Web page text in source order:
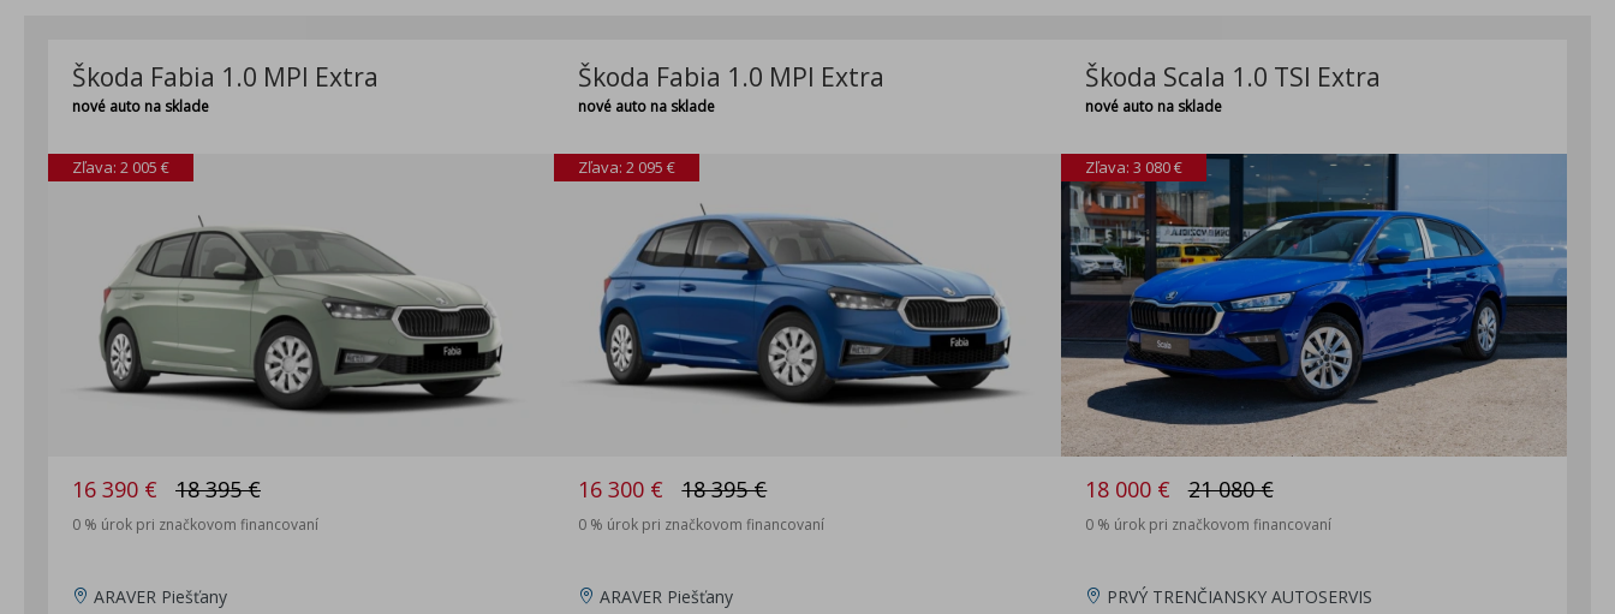
Škoda Fabia 1.0 MPI Extra
nové auto na sklade
Zľava: 2 005 €
16 390 € 18 395 €
0 % úrok pri značkovom financovaní
ARAVER Piešťany
Škoda Fabia 1.0 MPI Extra
nové auto na sklade
Zľava: 2 095 €
16 300 € 18 395 €
0 % úrok pri značkovom financovaní
ARAVER Piešťany
Škoda Scala 1.0 TSI Extra
nové auto na sklade
Zľava: 3 080 €
18 000 € 21 080 €
0 % úrok pri značkovom financovaní
PRVÝ TRENČIANSKY AUTOSERVIS